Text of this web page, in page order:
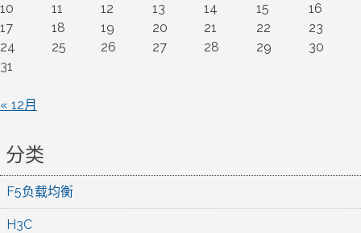
10
11 12 13 14 15
16
17
18 19 20 21 22
23
24
25 26 27 28 29
30
31
« 12月
分类
F5负载均衡
H3C